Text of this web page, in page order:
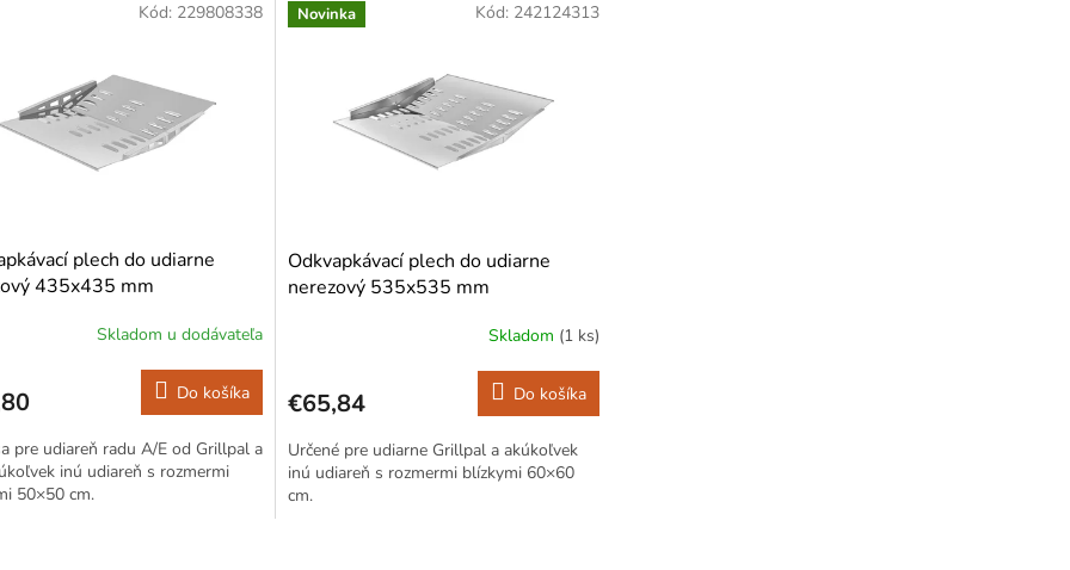
plech do udiarne
435x435 mm
Skladom u dodávateľa
Do košíka
pre udiareň radu A/E od Grillpal a
inú udiareň s rozmermi
50×50 cm.
Kód: 229808338 Novinka
Odkvapkávací plech do udiarne
nerezový 535x535 mm
Skladom (1 ks)
€65,84 Do košíka
Určené pre udiarne Grillpal a akúkoľvek
inú udiareň s rozmermi blízkymi 60×60
cm.
Kód: 242124313